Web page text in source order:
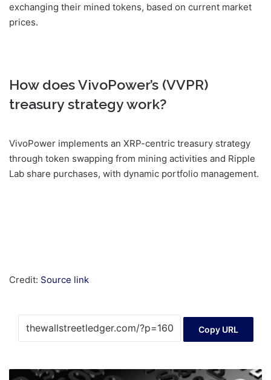
exchanging their mined tokens, based on current market
prices.
How does VivoPower’s (VVPR)
treasury strategy work?
VivoPower implements an XRP-centric treasury strategy
through token swapping from mining activities and Ripple
Lab share purchases, with dynamic portfolio management.
Credit: Source link
Copy URL
Why